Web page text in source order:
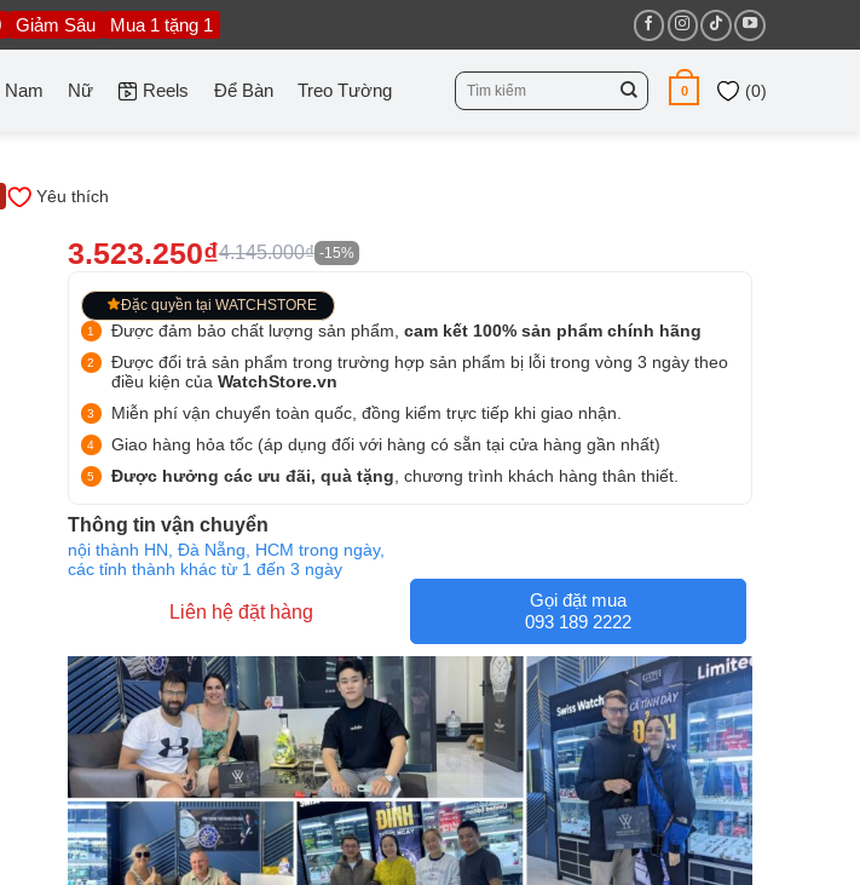
Giảm Sâu Mua 1 tặng 1
Nam Nữ Reels Để Bàn Treo Tường
Tìm
kiếm:
0 (0)
Yêu thích
3.523.250₫4.145.000₫ -15%
Đặc quyền tại WATCHSTORE
Được đảm bảo chất lượng sản phẩm, cam kết 100% sản phẩm chính hãng
Được đổi trả sản phẩm trong trường hợp sản phẩm bị lỗi trong vòng 3 ngày theo
điều kiện của WatchStore.vn
Miễn phí vận chuyển toàn quốc, đồng kiểm trực tiếp khi giao nhận.
Giao hàng hỏa tốc (áp dụng đối với hàng có sẵn tại cửa hàng gần nhất)
Được hưởng các ưu đãi, quà tặng , chương trình khách hàng thân thiết.
Thông tin vận chuyển
nội thành HN, Đà Nẵng, HCM trong ngày,
các tỉnh thành khác từ 1 đến 3 ngày
Liên hệ đặt hàng
Gọi đặt mua
093 189 2222